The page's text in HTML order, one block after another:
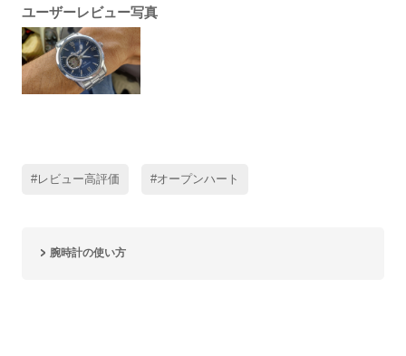
ユーザーレビュー写真
#レビュー高評価 #オープンハート
腕時計の使い方